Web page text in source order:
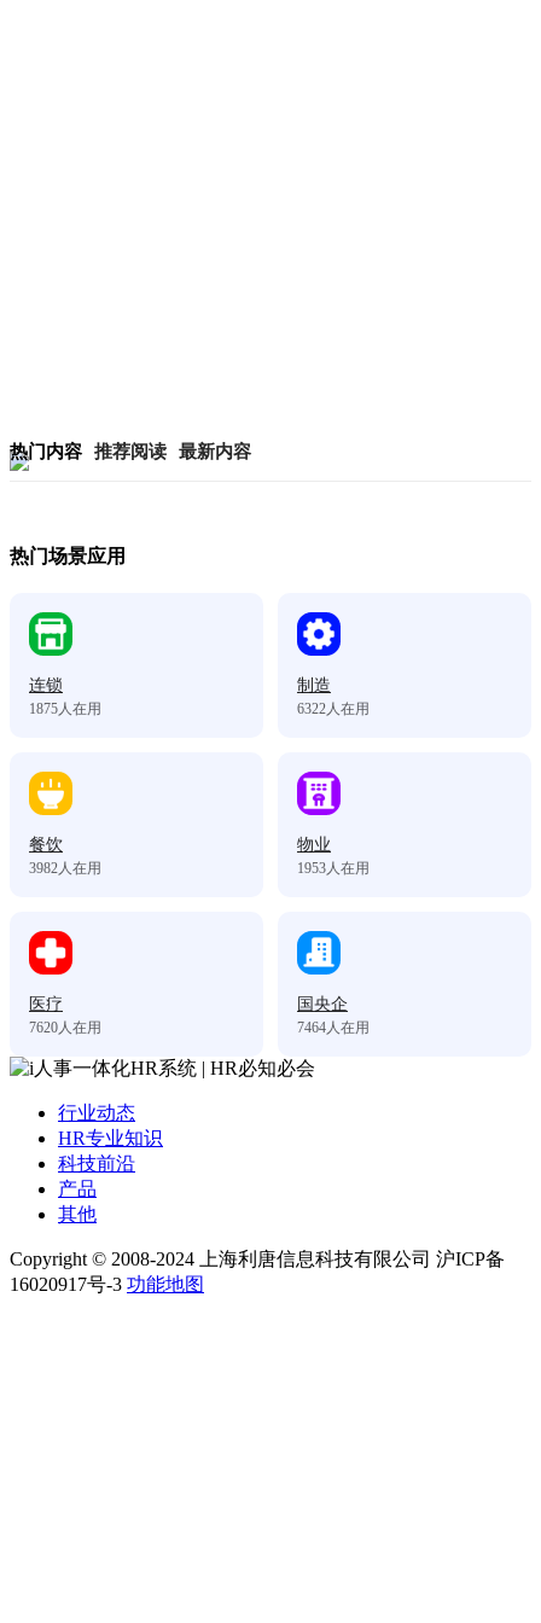
热门内容 推荐阅读 最新内容
热门场景应用
连锁
1875人在用
制造
6322人在用
餐饮
3982人在用
物业
1953人在用
医疗
7620人在用
国央企
7464人在用
行业动态
HR专业知识
科技前沿
产品
其他
Copyright © 2008-2024 上海利唐信息科技有限公司 沪ICP备
16020917号-3 功能地图